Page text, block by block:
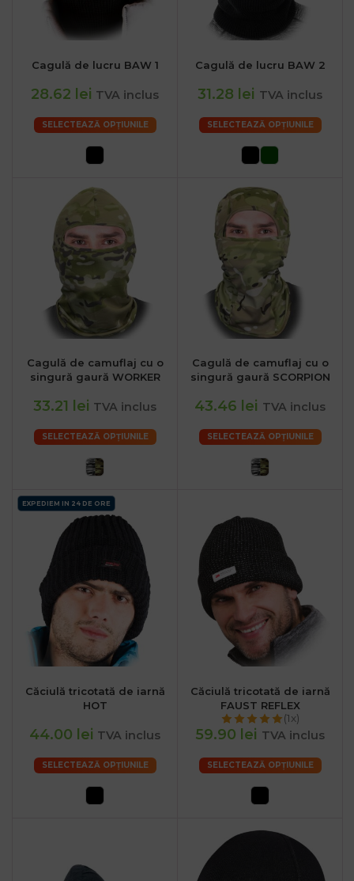
Cagulă de lucru BAW 1
28.62 lei TVA inclus
SELECTEAZĂ OPȚIUNILE
Cagulă de lucru BAW 2
31.28 lei TVA inclus
SELECTEAZĂ OPȚIUNILE
Cagulă de camuflaj cu o
singură gaură WORKER
33.21 lei TVA inclus
SELECTEAZĂ OPȚIUNILE
Cagulă de camuflaj cu o
singură gaură SCORPION
43.46 lei TVA inclus
SELECTEAZĂ OPȚIUNILE
EXPEDIEM IN 24 DE ORE
Căciulă tricotată de iarnă
HOT
44.00 lei TVA inclus
SELECTEAZĂ OPȚIUNILE
Căciulă tricotată de iarnă
FAUST REFLEX
(1x)
59.90 lei TVA inclus
SELECTEAZĂ OPȚIUNILE